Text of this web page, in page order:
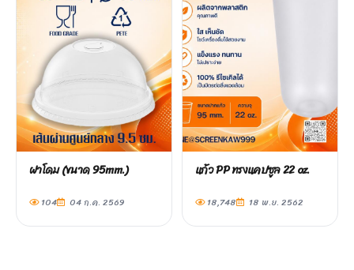
ฝาโดม (ขนาด 95mm.)
104 04 ก.ค. 2569
แก้ว PP ทรงแคปซูล 22 oz.
18,748 18 พ.ย. 2562